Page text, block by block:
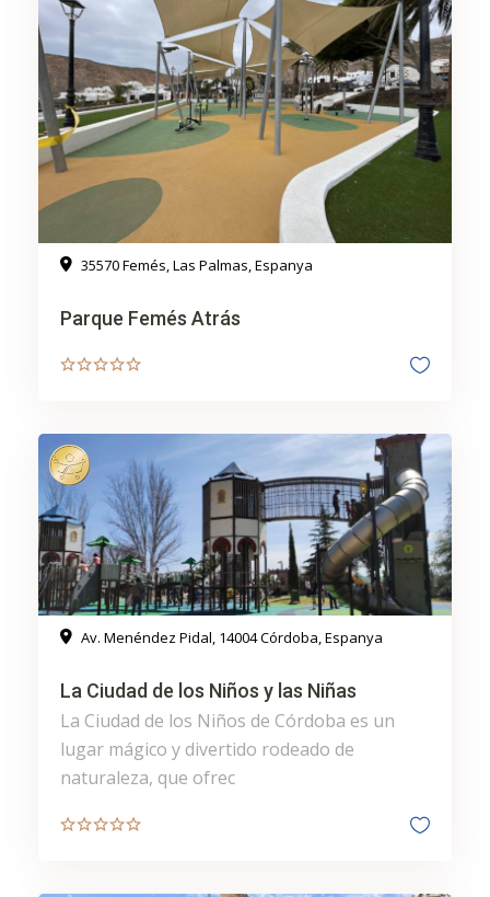
35570 Femés, Las Palmas, Espanya
Parque Femés Atrás
Av. Menéndez Pidal, 14004 Córdoba, Espanya
La Ciudad de los Niños y las Niñas
La Ciudad de los Niños de Córdoba es un
lugar mágico y divertido rodeado de
naturaleza, que ofrec